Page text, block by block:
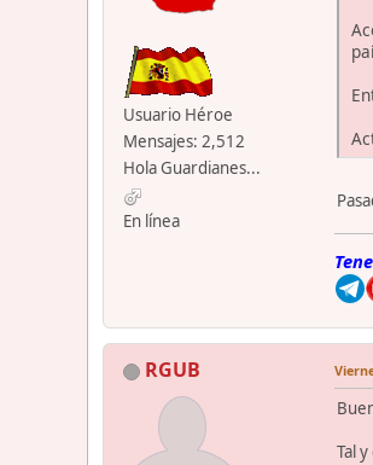
Usuario Héroe
Mensajes: 2,512
Hola Guardianes...
En línea
RGUB
Tal